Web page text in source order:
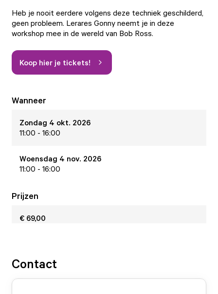
Heb je nooit eerdere volgens deze techniek geschilderd,
geen probleem. Lerares Gonny neemt je in deze
workshop mee in de wereld van Bob Ross.
Koop hier je tickets!
Wanneer
Zondag 4 okt. 2026
11:00 - 16:00
Woensdag 4 nov. 2026
11:00 - 16:00
Prijzen
€ 69,00
Contact